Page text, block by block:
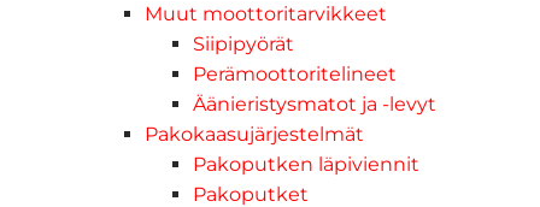
Muut moottoritarvikkeet
Siipipyörät
Perämoottoritelineet
Äänieristysmatot ja -levyt
Pakokaasujärjestelmät
Pakoputken läpiviennit
Pakoputket